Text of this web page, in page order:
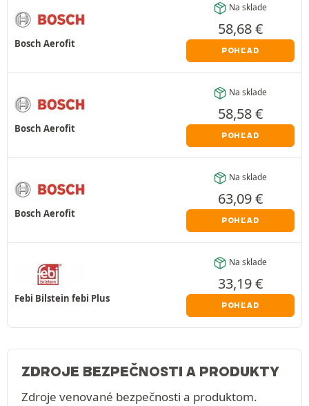
Bosch Aerofit
Na sklade
58,68€
POHĽAD
Bosch Aerofit
Na sklade
58,58€
POHĽAD
Bosch Aerofit
Na sklade
63,09€
POHĽAD
Febi Bilstein febi Plus
Na sklade
33,19€
POHĽAD
ZDROJE BEZPEČNOSTI A PRODUKTY
Zdroje venované bezpečnosti a produktom.